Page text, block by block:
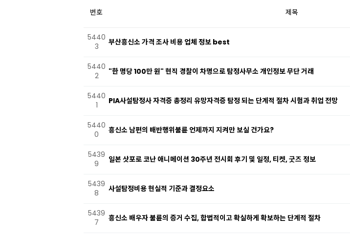
번호 제목
5440
3
부산흥신소 가격 조사 비용 업체 정보 best
5440
2
"한 명당 100만 원" 현직 경찰이 차명으로 탐정사무소 개인정보 무단 거래
5440
1
PIA사설탐정사 자격증 총정리 유망자격증 탐정 되는 단계적 절차 시험과 취업 전망
5440
0
흥신소 남편의 배반행위불륜 언제까지 지켜만 보실 건가요?
5439
9
일본 삿포로 코난 애니메이션 30주년 전시회 후기 및 일정, 티켓, 굿즈 정보
5439
8
사설탐정비용 현실적 기준과 결정요소
5439
7
흥신소 배우자 불륜의 증거 수집, 합법적이고 확실하게 확보하는 단계적 절차